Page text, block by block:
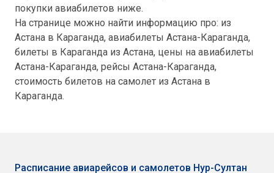
покупки авиабилетов ниже.
На странице можно найти информацию про: из
Астана в Караганда, авиабилеты Астана-Караганда,
билеты в Караганда из Астана, цены на авиабилеты
Астана-Караганда, рейсы Астана-Караганда,
стоимость билетов на самолет из Астана в
Караганда.
Расписание авиарейсов и самолетов Нур-Султан